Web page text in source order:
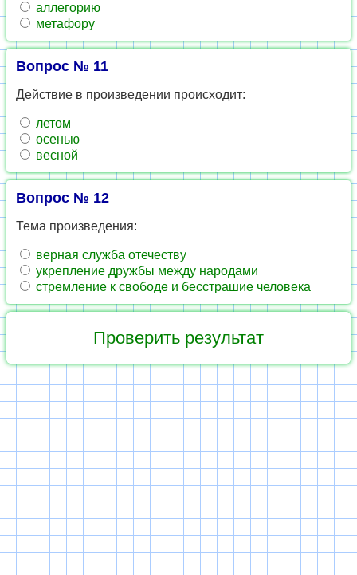
аллегорию
метафору
Вопрос № 11
Действие в произведении происходит:
летом
осенью
весной
Вопрос № 12
Тема произведения:
верная служба отечеству
укрепление дружбы между народами
стремление к свободе и бесстрашие человека